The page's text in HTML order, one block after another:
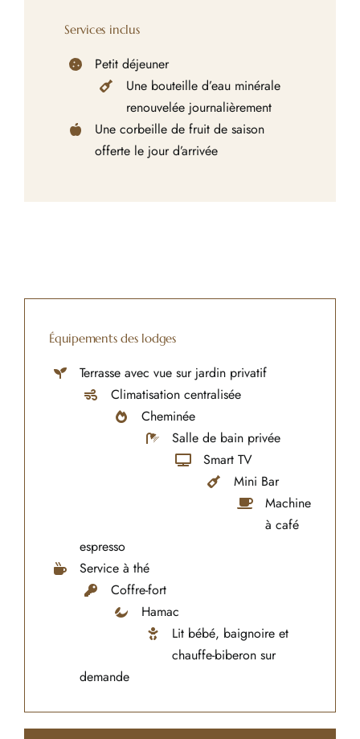
Services inclus
Petit déjeuner
Une bouteille d’eau minérale
renouvelée journalièrement
Une corbeille de fruit de saison
offerte le jour d’arrivée
Équipements des lodges
Terrasse avec vue sur jardin privatif
Climatisation centralisée
Cheminée
Salle de bain privée
Smart TV
Mini Bar
Machine
à café
espresso
Service à thé
Coffre-fort
Hamac
Lit bébé, baignoire et
chauffe-biberon sur
demande